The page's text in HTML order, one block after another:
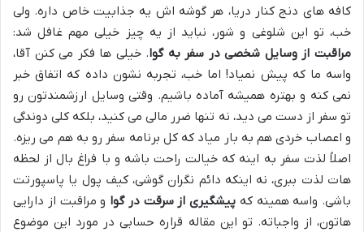
کافه های دنج کنار دریا، هر گوشه اش یه جذابیت خاص داره. ولی
خب، تو این شلوغی و شور، نباید از یه چیز خیلی مهم غافل شد:
مراقبت از وسایل شخصی در سفر به گوا. خیلی ها فکر می کنن آقا،
واسه ما که پیش نمیاد! اما خب، تجربه نشون داده که اتفاق خبر
نمی کنه و بهتره همیشه آماده باشیم. وقتی وسایل ارزشمندتون رو
تو سفر از دست می دید، نه تنها ضرر مالی می کنید، بلکه کلی دوندگی
و اعصاب خردی هم به بار میاد که کل برنامه سفر رو به هم می ریزه.
اصلاً لذت سفر به اینه که خیالت راحت باشه و با فراغ بال از لحظه
هات لذت ببری، نه اینکه دائم نگران گوشی، کیف پول یا پاسپورتت
باشی. واسه همینه که پیشگیری از سرقت در گوا و مراقبت از دارایی
هاتون، از واجباته. تو این مقاله قراره حسابی در مورد این موضوع